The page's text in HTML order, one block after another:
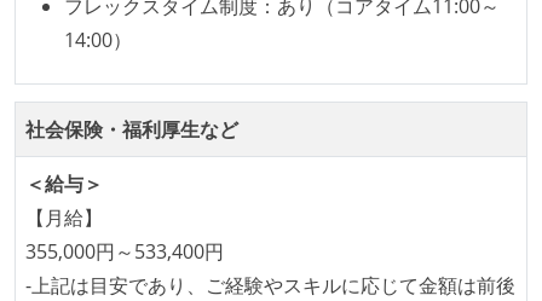
フレックスタイム制度：あり（コアタイム11:00～
14:00）
社会保険・福利厚生など
＜給与＞
【月給】
355,000円～533,400円
-上記は目安であり、ご経験やスキルに応じて金額は前後